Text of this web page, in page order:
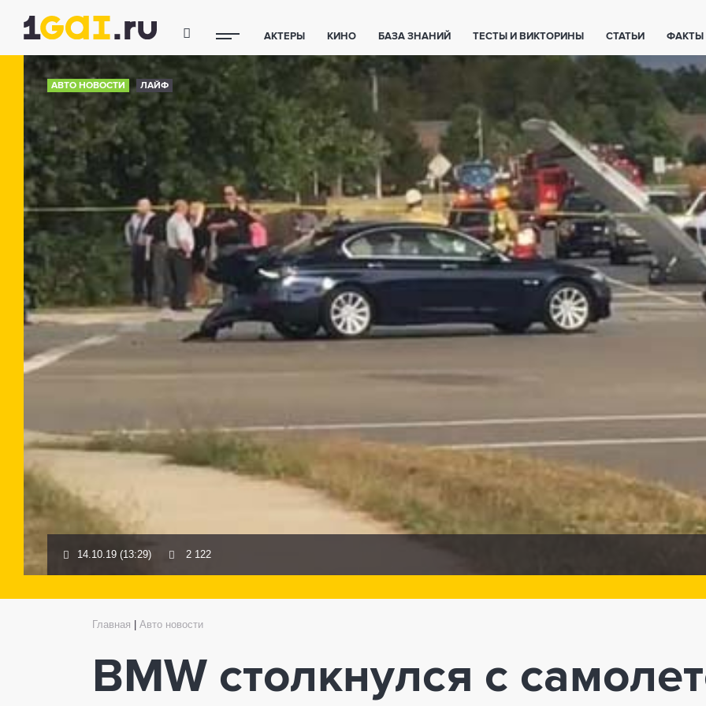
АКТЕРЫ КИНО БАЗА ЗНАНИЙ ТЕСТЫ И ВИКТОРИНЫ СТАТЬИ ФАКТЫ
ПОЛЕЗНЫЕ СОВЕТЫ ЖИВОТНЫЕ ЗАКОНОДАТЕЛЬСТВО
ФИТНЕС
АВТО НОВОСТИ ЛАЙФ
14.10.19 (13:29) 2 122
Главная Авто новости
BMW столкнулся с